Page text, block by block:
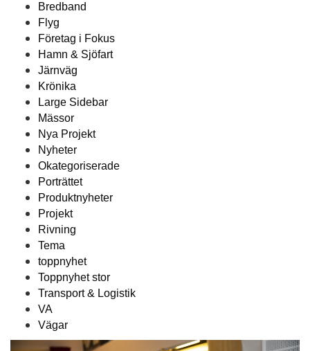
Bredband
Flyg
Företag i Fokus
Hamn & Sjöfart
Järnväg
Krönika
Large Sidebar
Mässor
Nya Projekt
Nyheter
Okategoriserade
Porträttet
Produktnyheter
Projekt
Rivning
Tema
toppnyhet
Toppnyhet stor
Transport & Logistik
VA
Vägar